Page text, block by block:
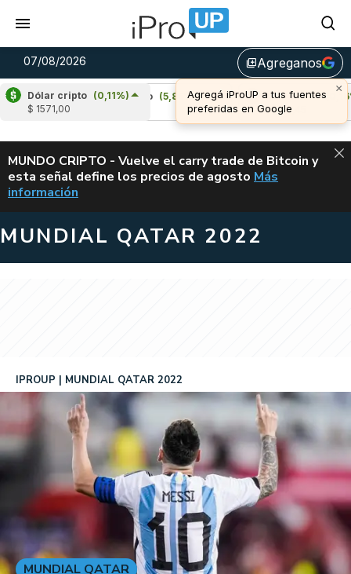
07/08/2026 library_addAgreganos
Dólar cripto (0,11%)
$ 1571,00
Cardano (5,85%)
Avalanche (0,16%)
u$s 6,45
ALERTA
MUNDO CRIPTO - Vuelve el carry trade de Bitcoin y
esta señal define los precios de agosto VUELVE EL
Más
información
MUNDIAL QATAR 2022
IPROUP MUNDIAL QATAR 2022
MUNDIAL QATAR